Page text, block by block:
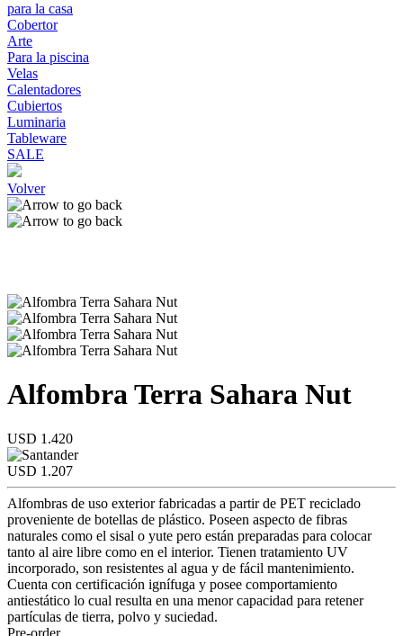
para la casa
Cobertor
Arte
Para la piscina
Velas
Calentadores
Cubiertos
Luminaria
Tableware
SALE
Volver
Alfombra Terra Sahara Nut
USD 1.420
USD 1.207
Alfombras de uso exterior fabricadas a partir de PET reciclado
proveniente de botellas de plástico. Poseen aspecto de fibras
naturales como el sisal o yute pero están preparadas para colocar
tanto al aire libre como en el interior. Tienen tratamiento UV
incorporado, son resistentes al agua y de fácil mantenimiento.
Cuenta con certificación ignífuga y posee comportamiento
antiestático lo cual resulta en una menor capacidad para retener
partículas de tierra, polvo y suciedad.
Pre-order